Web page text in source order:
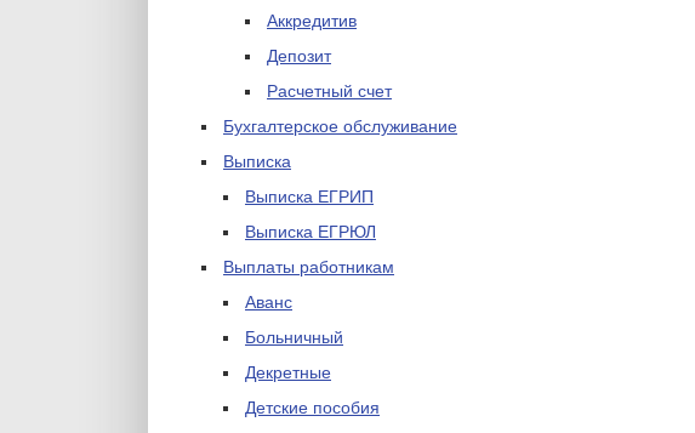
Аккредитив
Депозит
Расчетный счет
Бухгалтерское обслуживание
Выписка
Выписка ЕГРИП
Выписка ЕГРЮЛ
Выплаты работникам
Аванс
Больничный
Декретные
Детские пособия